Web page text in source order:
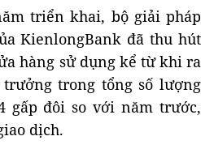
triển khai, bộ giải pháp
KienlongBank đã thu hút
hàng sử dụng kể từ khi ra
trong tổng số lượng
gấp đôi so với năm trước,
dịch.